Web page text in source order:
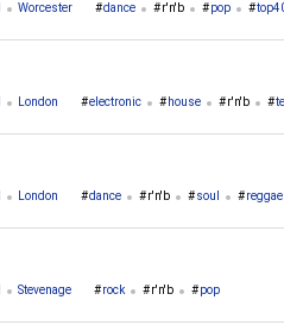
Worcester dance r'n'b pop
London electronic house r'n'b
London dance r'n'b soul reggae
Stevenage rock r'n'b pop